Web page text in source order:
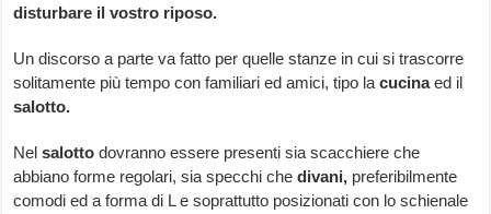
disturbare il vostro riposo.
Un discorso a parte va fatto per quelle stanze in cui si trascorre
solitamente più tempo con familiari ed amici, tipo lacucinaed il
salotto.
Nelsalotto dovranno essere presenti sia scacchiere che
abbiano forme regolari, sia specchi chedivani, preferibilmente
comodi ed a forma di L e soprattutto posizionati con lo schienale